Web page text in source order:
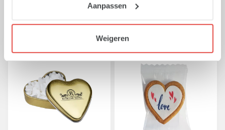
Aanpassen
Weigeren